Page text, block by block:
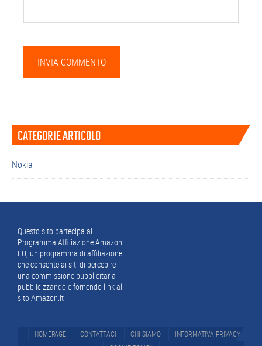
Barra
laterale
primaria
CATEGORIE ARTICOLO
Nokia
Footer
Questo sito partecipa al
Programma Affiliazione Amazon
EU, un programma di affiliazione
che consente ai siti di percepire
una commissione pubblicitaria
pubblicizzando e fornendo link al
sito Amazon.it
HOMEPAGE CONTATTACI CHI SIAMO
INFORMATIVA PRIVACY